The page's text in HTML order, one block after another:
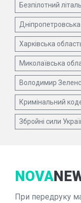
Безпілотний
Харківська
Миколаївська
Володимир
Кримінальний
Збройні сили
NOVA
При передруку